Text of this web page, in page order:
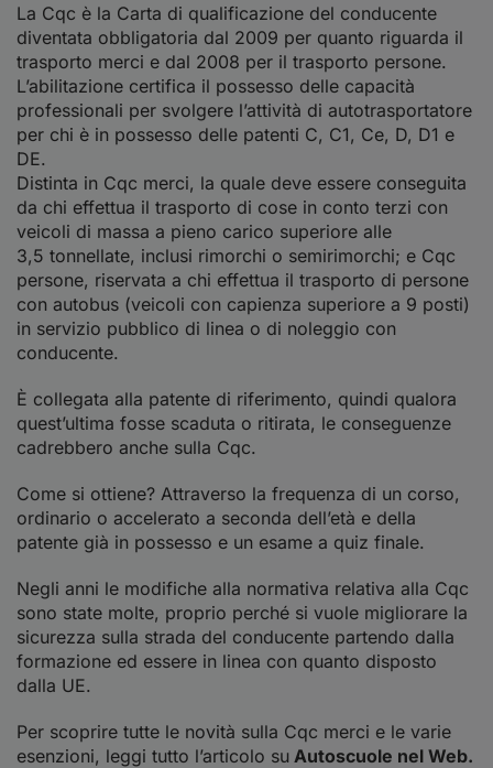
La Cqc è la Carta di qualificazione del conducente
diventata obbligatoria dal 2009 per quanto riguarda il
trasporto merci e dal 2008 per il trasporto persone.
L’abilitazione certifica il possesso delle capacità
professionali per svolgere l’attività di autotrasportatore
per chi è in possesso delle patenti C, C1, Ce, D, D1 e
DE.
Distinta in Cqc merci, la quale deve essere conseguita
da chi effettua il trasporto di cose in conto terzi con
veicoli di massa a pieno carico superiore alle
3,5 tonnellate, inclusi rimorchi o semirimorchi; e Cqc
persone, riservata a chi effettua il trasporto di persone
con autobus (veicoli con capienza superiore a 9 posti)
in servizio pubblico di linea o di noleggio con
conducente.
È collegata alla patente di riferimento, quindi qualora
quest’ultima fosse scaduta o ritirata, le conseguenze
cadrebbero anche sulla Cqc.
Come si ottiene? Attraverso la frequenza di un corso,
ordinario o accelerato a seconda dell’età e della
patente già in possesso e un esame a quiz finale.
Negli anni le modifiche alla normativa relativa alla Cqc
sono state molte, proprio perché si vuole migliorare la
sicurezza sulla strada del conducente partendo dalla
formazione ed essere in linea con quanto disposto
dalla UE.
Per scoprire tutte le novità sulla Cqc merci e le varie
esenzioni, leggi tutto l’articolo su Autoscuole nel Web.